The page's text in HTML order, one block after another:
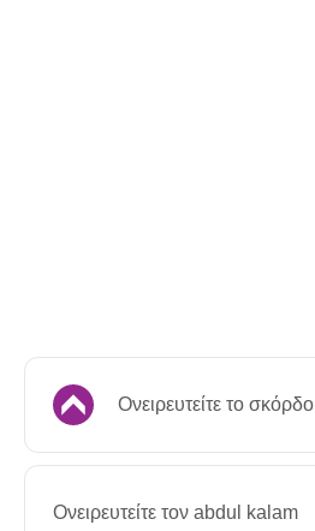
Ονειρευτείτε το σκόρδο
Ονειρευτείτε τον abdul kalam